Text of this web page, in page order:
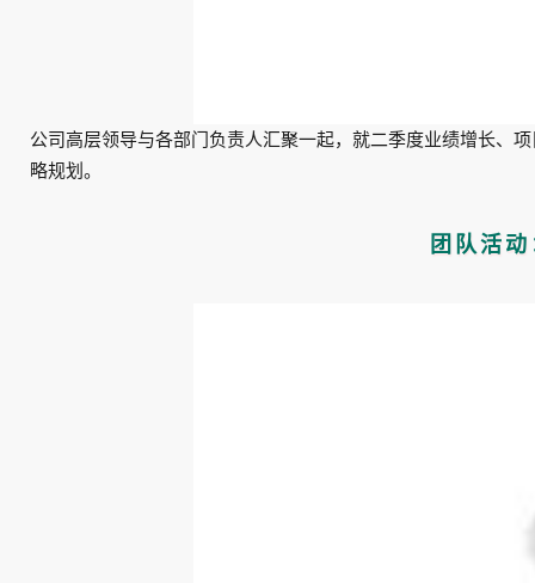
公司高层领导与各部门负责人汇聚一起，就二季度业绩增长、
略规划。
团队活